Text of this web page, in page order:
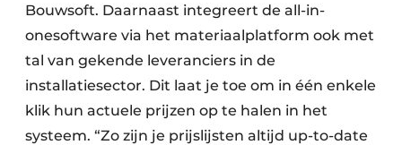
Bouwsoft. Daar­naast integreert de all-in-
onesoftware via het materiaal­platform ook met
tal van gekende leveranciers in de
installatiesector. Dit laat je toe om in één enkele
klik hun actuele prijzen op te halen in het
systeem. “Zo zijn je prijslijsten altijd up-to-date